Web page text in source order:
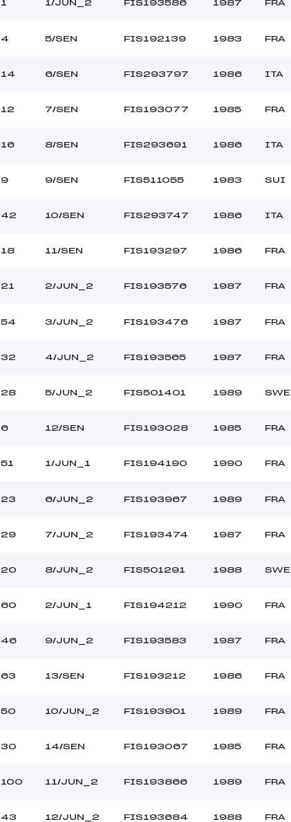
18.1800
1 1/JUN_2 FIS193586 1987 FRA
4 5/SEN FIS192139 1983 FRA
14 6/SEN FIS293797 1986 ITA
12 7/SEN FIS193077 1985 FRA
16 8/SEN FIS293691 1986 ITA
9 9/SEN FIS511055 1983 SUI
42 10/SEN FIS293747 1986 ITA
18 11/SEN FIS193297 1986 FRA
21 2/JUN_2 FIS193576 1987 FRA
54 3/JUN_2 FIS193476 1987 FRA
32 4/JUN_2 FIS193565 1987 FRA
28 5/JUN_2 FIS501401 1989 SWE
6 12/SEN FIS193028 1985 FRA
51 1/JUN_1 FIS194190 1990 FRA
23 6/JUN_2 FIS193967 1989 FRA
29 7/JUN_2 FIS193474 1987 FRA
20 8/JUN_2 FIS501291 1988 SWE
60 2/JUN_1 FIS194212 1990 FRA
46 9/JUN_2 FIS193583 1987 FRA
63 13/SEN FIS193212 1986 FRA
50 10/JUN_2 FIS193901 1989 FRA
30 14/SEN FIS193067 1985 FRA
100 11/JUN_2 FIS193866 1989 FRA
43 12/JUN_2 FIS193684 1988 FRA